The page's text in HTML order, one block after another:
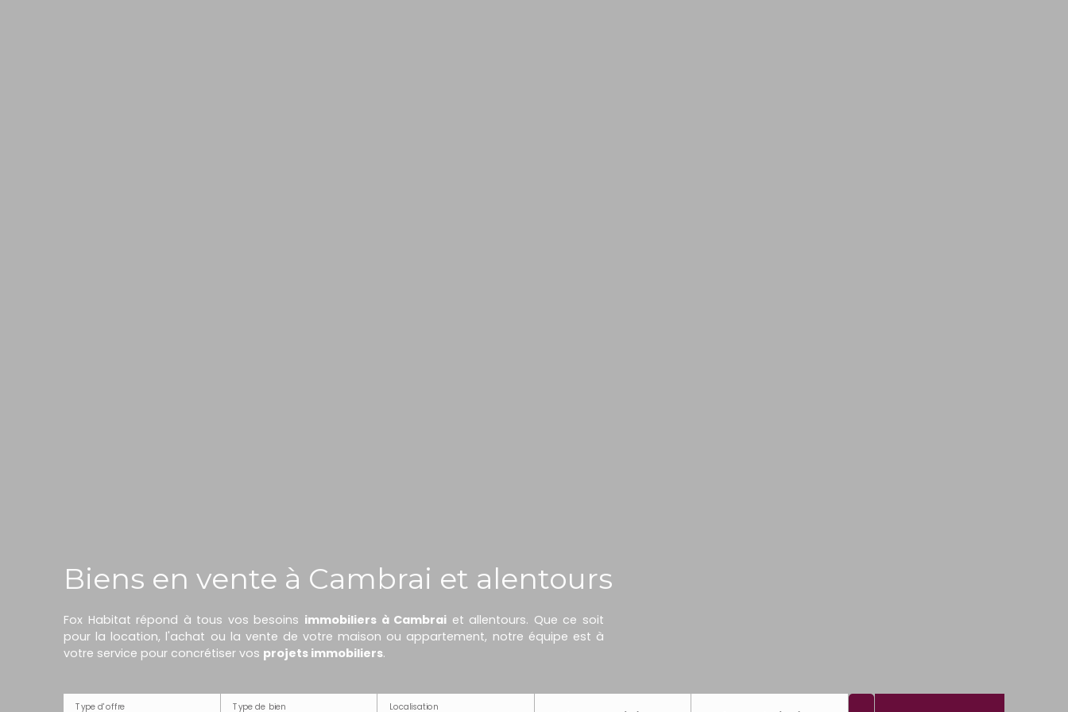
Biens en vente à Cambrai et alentours
Fox Habitat répond à tous vos besoins immobiliers à Cambrai et allentours. Que ce soit
pour la location, l'achat ou la vente de votre maison ou appartement, notre équipe est à
votre service pour concrétiser vos projets immobiliers.
Type d'offre Type de bien Localisation